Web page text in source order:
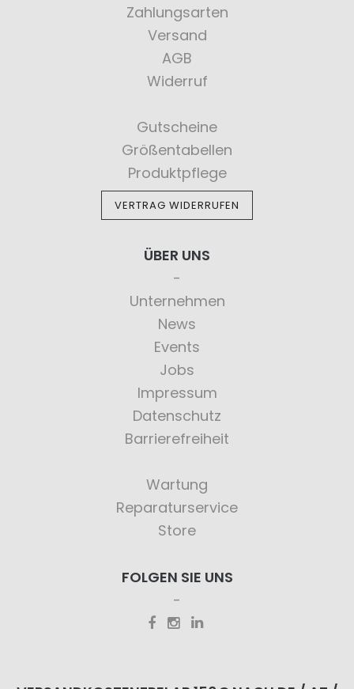
Zahlungsarten
Versand
AGB
Widerruf
Gutscheine
Größentabellen
Produktpflege
VERTRAG WIDERRUFEN
ÜBER UNS
Unternehmen
News
Events
Jobs
Impressum
Datenschutz
Barrierefreiheit
Wartung
Reparaturservice
Store
FOLGEN SIE UNS